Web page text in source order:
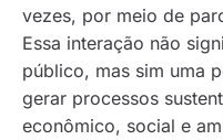
vezes, por meio de
Essa interação não
público, mas sim uma
gerar processos
econômico, social e